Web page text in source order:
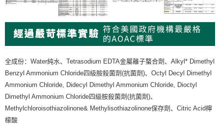
全成份：Water純水、Tetrasodium EDTA金屬離子螯合劑、Alkyl* Dimethyl
Benzyl Ammonium Chloride四級胺殺菌劑(抗菌劑)、Octyl Decyl Dimethyl
Ammonium Chloride, Didecyl Dimethyl Ammonium Chloride, Dioctyl
Dimethyl Ammonium Chloride四級胺殺菌劑(抗菌劑)、
Methylchloroisothiazolinone& Methylisothiazolinone保存劑、Citric Acid檸
檬酸